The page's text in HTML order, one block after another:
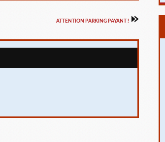
ATTENTION PARKING PAYANT !